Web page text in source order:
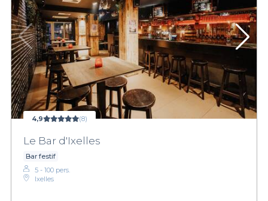
4,9 (8)
Le Bar d'Ixelles
Bar festif
5 - 100 pers.
Ixelles